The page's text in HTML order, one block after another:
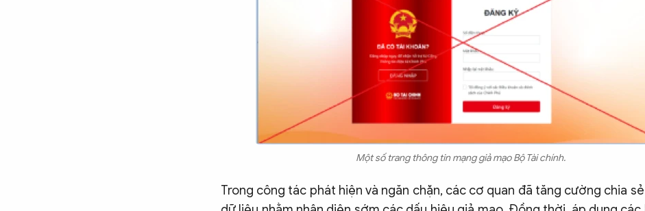
Một số trang thông tin mạng giả mạo Bộ Tài chính.
Trong công tác phát hiện và ngăn chặn, các cơ quan đã tăng cường chia